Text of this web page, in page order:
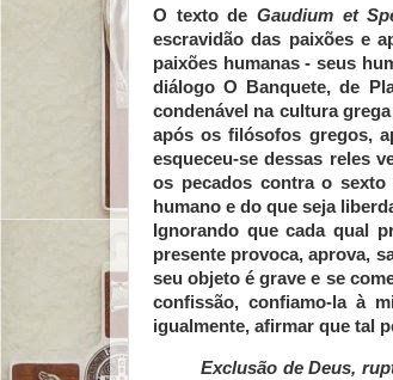
O texto de Gaudium et
escravidão das paixões e
paixões humanas - seus
diálogo O Banquete, de
condenável na cultura
após os filósofos gregos,
esqueceu-se dessas reles
os pecados contra o
humano e do que seja
Ignorando que cada qual
presente provoca, aprova,
seu objeto é grave e se
confissão, confiamo-la à
igualmente, afirmar que tal
Exclusão de Deus,